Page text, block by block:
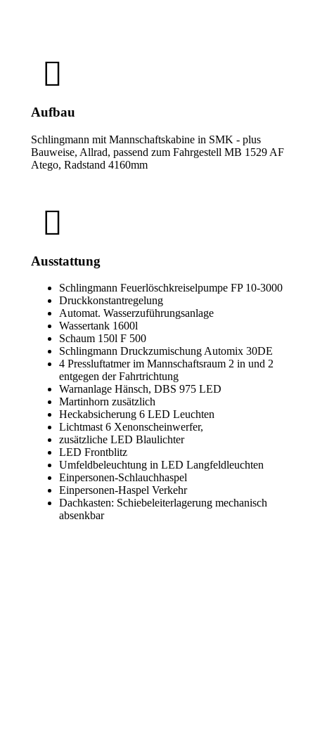
Aufbau
Schlingmann mit Mannschaftskabine in SMK - plus
Bauweise, Allrad, passend zum Fahrgestell MB 1529 AF
Atego, Radstand 4160mm
Ausstattung
Schlingmann Feuerlöschkreiselpumpe FP 10-3000
Druckkonstantregelung
Automat. Wasserzuführungsanlage
Wassertank 1600l
Schaum 150l F 500
Schlingmann Druckzumischung Automix 30DE
4 Pressluftatmer im Mannschaftsraum 2 in und 2
entgegen der Fahrtrichtung
Warnanlage Hänsch, DBS 975 LED
Martinhorn zusätzlich
Heckabsicherung 6 LED Leuchten
Lichtmast 6 Xenonscheinwerfer,
zusätzliche LED Blaulichter
LED Frontblitz
Umfeldbeleuchtung in LED Langfeldleuchten
Einpersonen-Schlauchhaspel
Einpersonen-Haspel Verkehr
Dachkasten: Schiebeleiterlagerung mechanisch
absenkbar